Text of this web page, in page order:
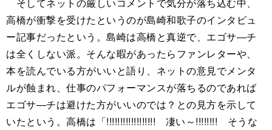
高橋が衝撃を受けたというのが島崎和歌子のインタビュ
ー記事だったという。島崎は高橋と真逆で、エゴサ―チ
は全くしない派。そんな暇があったらファンレターや、
本を読んでいる方がいいと語り、ネットの意見でメンタ
ルが蝕まれ、仕事のパフォーマンスが落ちるのであれば
エゴサ―チは避けた方がいいのでは？との見方を示して
いたという。高橋は「!!!!!!!!!!!!!!!!!! 凄い～!!!!!!!! そうな